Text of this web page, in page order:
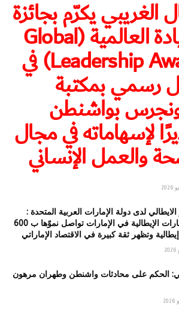
الغريبي يكرّم بجائزة
القيادة العالمية (Global
Leadership Award) في
رسمي بمكتبة
بواشنطن
لإسهاماته في مجال
والعمل الإنساني
الايطالي لدى دولة الإمارات العربية المتحدة :
الاستثمارات الإيطالية في الإمارات تواصل نموّها ب 600
وتظهر ثقة كبيرة في الاقتصاد الإماراتي
الحكم على محادثات واشنطن وطهران مرهون